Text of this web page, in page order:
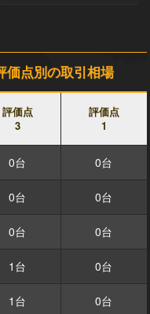
価点別の取引相場
評価点
3
評価点
1
0台 0台
0台 0台
0台 0台
1台 0台
1台 0台